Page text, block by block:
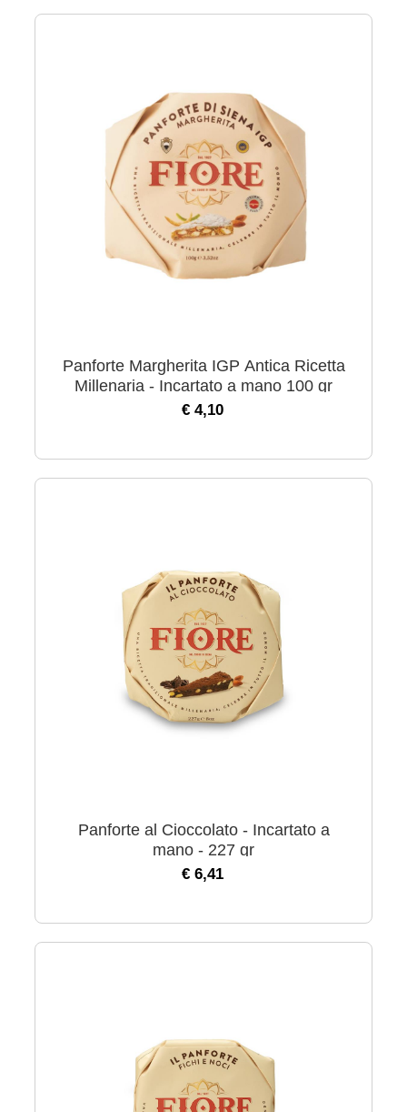
Panforte Margherita IGP Antica Ricetta
Millenaria - Incartato a mano 100 gr
€ 4,10
Panforte al Cioccolato - Incartato a
mano - 227 gr
€ 6,41